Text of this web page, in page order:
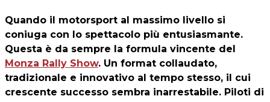
Quando il motorsport al massimo livello si
coniuga con lo spettacolo più entusiasmante.
Questa è da sempre la formula vincente del
Monza Rally Show. Un format collaudato,
tradizionale e innovativo al tempo stesso, il cui
crescente successo sembra inarrestabile. Piloti di